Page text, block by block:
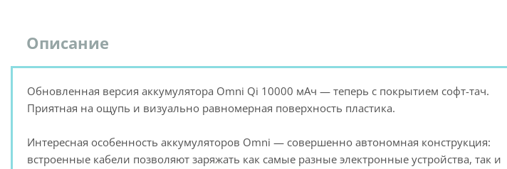
Описание
Обновленная версия аккумулятора Omni Qi 10000 мАч — теперь с покрытием софт-тач.
Приятная на ощупь и визуально равномерная поверхность пластика.
Интересная особенность аккумуляторов Omni — совершенно автономная конструкция:
встроенные кабели позволяют заряжать как самые разные электронные устройства, так и